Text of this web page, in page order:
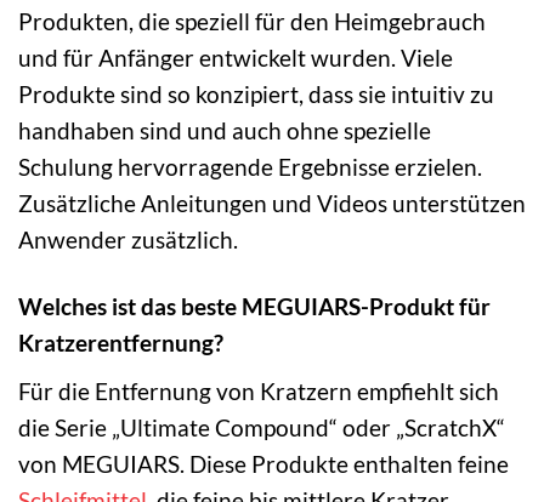
Produkten, die speziell für den Heimgebrauch
und für Anfänger entwickelt wurden. Viele
Produkte sind so konzipiert, dass sie intuitiv zu
handhaben sind und auch ohne spezielle
Schulung hervorragende Ergebnisse erzielen.
Zusätzliche Anleitungen und Videos unterstützen
Anwender zusätzlich.
Welches ist das beste MEGUIARS-Produkt für
Kratzerentfernung?
Für die Entfernung von Kratzern empfiehlt sich
die Serie „Ultimate Compound“ oder „ScratchX“
von MEGUIARS. Diese Produkte enthalten feine